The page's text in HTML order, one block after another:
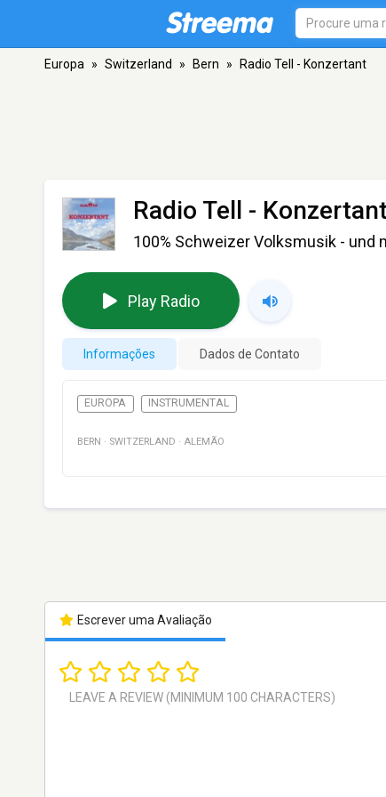
Europa » Switzerland » Bern » Radio Tell - Konzertant
Radio Tell -
100% Schweizer Volksmusik - und
Play Radio
Informações Dados de Contato
EUROPA INSTRUMENTAL
BERN · SWITZERLAND · ALEMÃO
Escrever uma Avaliação